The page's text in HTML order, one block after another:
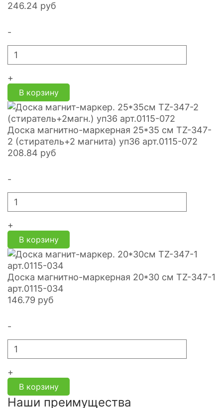
246.24 руб
-
+
В корзину
Доска магнитно-маркерная 25*35 см TZ-347-
2 (стиратель+2 магнита) уп36 арт.0115-072
208.84 руб
-
+
В корзину
Доска магнитно-маркерная 20*30 см TZ-347-1
арт.0115-034
146.79 руб
-
+
В корзину
Наши преимущества